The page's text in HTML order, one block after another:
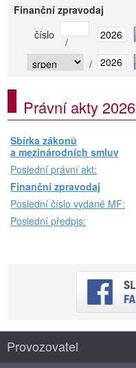
Finanční zpravodaj
číslo
/
/
Právní akty 2026
Sbírka zákonů
a mezinárodních smluv
Poslední právní akt:
Finanční zpravodaj
Poslední číslo vydané MF:
Poslední předpis:
Provozovatel